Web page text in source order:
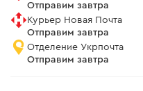
Отправим завтра
Курьер Новая Почта
Отправим завтра
Отделение Укрпочта
Отправим завтра